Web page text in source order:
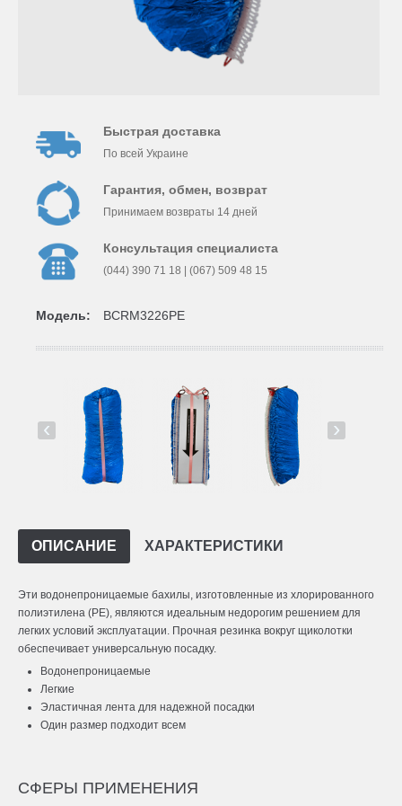
Быстрая доставка
По всей Украине
Гарантия, обмен, возврат
Принимаем возвраты 14 дней
Консультация специалиста
(044) 390 71 18 | (067) 509 48 15
Модель: BCRM3226PE
‹ ›
ОПИСАНИЕ ХАРАКТЕРИСТИКИ
Эти водонепроницаемые бахилы, изготовленные из хлорированного
полиэтилена (PE), являются идеальным недорогим решением для
легких условий эксплуатации. Прочная резинка вокруг щиколотки
обеспечивает универсальную посадку.
Водонепроницаемые
Легкие
Эластичная лента для надежной посадки
Один размер подходит всем
СФЕРЫ ПРИМЕНЕНИЯ